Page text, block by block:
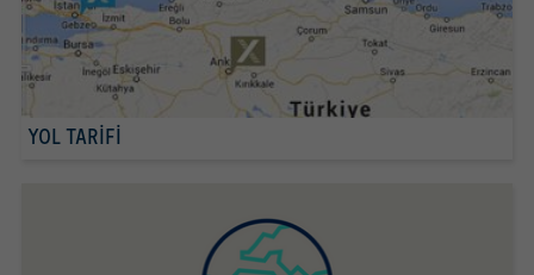
YOL TARİFİ